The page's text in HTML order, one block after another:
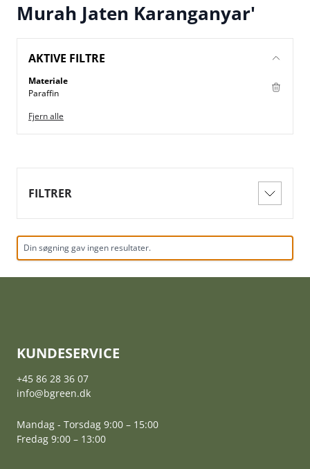
Murah Jaten Karanganyar'
FILTRER
Din søgning gav ingen resultater.
AKTIVE FILTRE
Materiale
Paraffin
Fjern alle
KUNDESERVICE
+45 86 28 36 07
info@bgreen.dk
Mandag - Torsdag 9:00 – 15:00
Fredag 9:00 – 13:00